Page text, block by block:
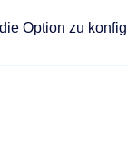
Option zu